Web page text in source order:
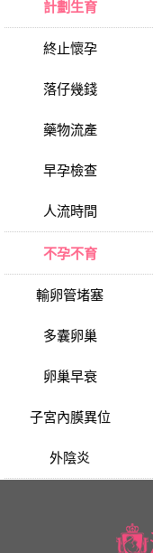
計劃生育
終止懷孕
落仔幾錢
藥物流產
早孕檢查
人流時間
不孕不育
輸卵管堵塞
多囊卵巢
卵巢早衰
子宮內膜異位
外陰炎